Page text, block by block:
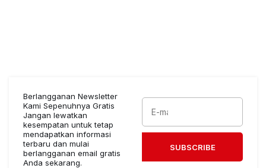
Berlangganan Newsletter
Kami Sepenuhnya Gratis
Jangan lewatkan
kesempatan untuk tetap
mendapatkan informasi
terbaru dan mulai
berlangganan email gratis
Anda sekarang.
SUBSCRIBE